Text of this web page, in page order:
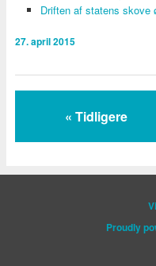
Driften af statens skove
27. april 2015
« Tidligere
Proudly